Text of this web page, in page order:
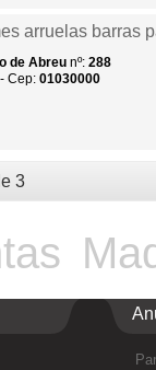
arruelas barras
de Abreu nº: 288
- Cep: 01030000
3